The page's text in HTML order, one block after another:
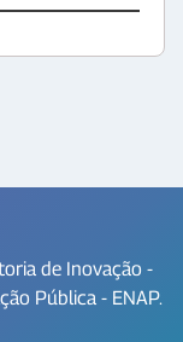
de Inovação -
Pública - ENAP.